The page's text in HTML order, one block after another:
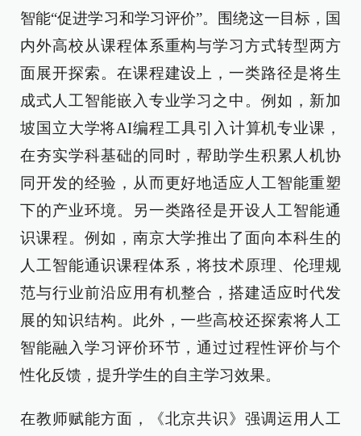
智能“促进学习和学习评价”。围绕这一目标，国
内外高校从课程体系重构与学习方式转型两方
面展开探索。在课程建设上，一类路径是将生
成式人工智能嵌入专业学习之中。例如，新加
坡国立大学将AI编程工具引入计算机专业课，
在夯实学科基础的同时，帮助学生积累人机协
同开发的经验，从而更好地适应人工智能重塑
下的产业环境。另一类路径是开设人工智能通
识课程。例如，南京大学推出了面向本科生的
人工智能通识课程体系，将技术原理、伦理规
范与行业前沿应用有机整合，搭建适应时代发
展的知识结构。此外，一些高校还探索将人工
智能融入学习评价环节，通过过程性评价与个
性化反馈，提升学生的自主学习效果。
在教师赋能方面，《北京共识》强调运用人工